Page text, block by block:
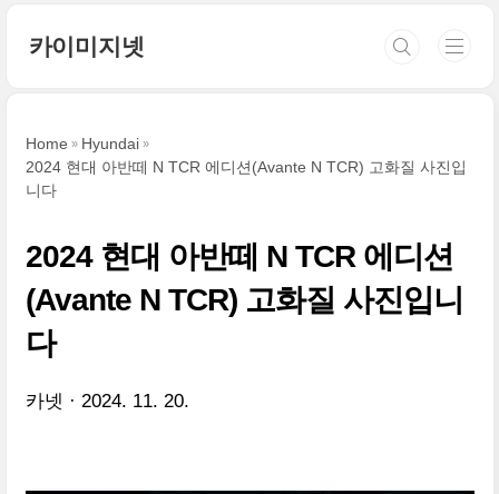
카이미지넷
Home
Hyundai
2024 현대 아반떼 N TCR 에디션(Avante N TCR) 고화질 사진입
니다
2024 현대 아반떼 N TCR 에디션
(Avante N TCR) 고화질 사진입니
다
카넷 2024. 11. 20.